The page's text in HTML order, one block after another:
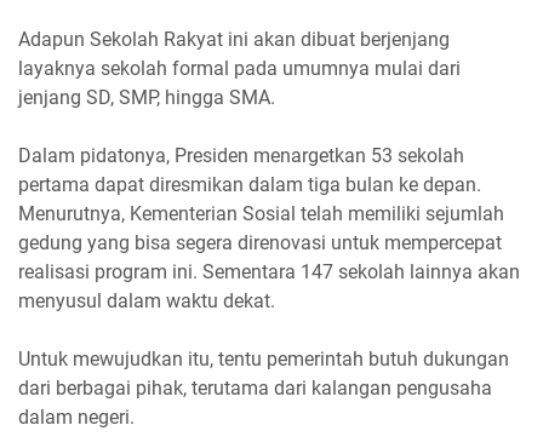
Adapun Sekolah Rakyat ini akan dibuat berjenjang
layaknya sekolah formal pada umumnya mulai dari
jenjang SD, SMP, hingga SMA.
Dalam pidatonya, Presiden menargetkan 53 sekolah
pertama dapat diresmikan dalam tiga bulan ke depan.
Menurutnya, Kementerian Sosial telah memiliki sejumlah
gedung yang bisa segera direnovasi untuk mempercepat
realisasi program ini. Sementara 147 sekolah lainnya akan
menyusul dalam waktu dekat.
Untuk mewujudkan itu, tentu pemerintah butuh dukungan
dari berbagai pihak, terutama dari kalangan pengusaha
dalam negeri.